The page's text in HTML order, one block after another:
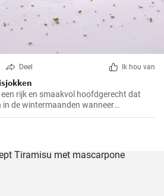
Deel Ik hou van
rijk en smaakvol hoofdgerecht dat
in de wintermaanden wanneer
Deze romige versie wordt gemaakt
en een handvol gehakte noten.